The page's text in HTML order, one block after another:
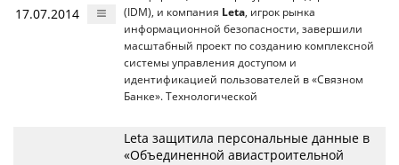
17.07.2014
(IDM), и компания Leta, игрок рынка
информационной безопасности, завершили
масштабный проект по созданию комплексной
системы управления доступом и
идентификацией пользователей в «Связном
Банке». Технологической
Leta защитила персональные данные в
«Объединенной авиастроительной